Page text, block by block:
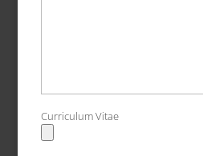
Curriculum Vitae